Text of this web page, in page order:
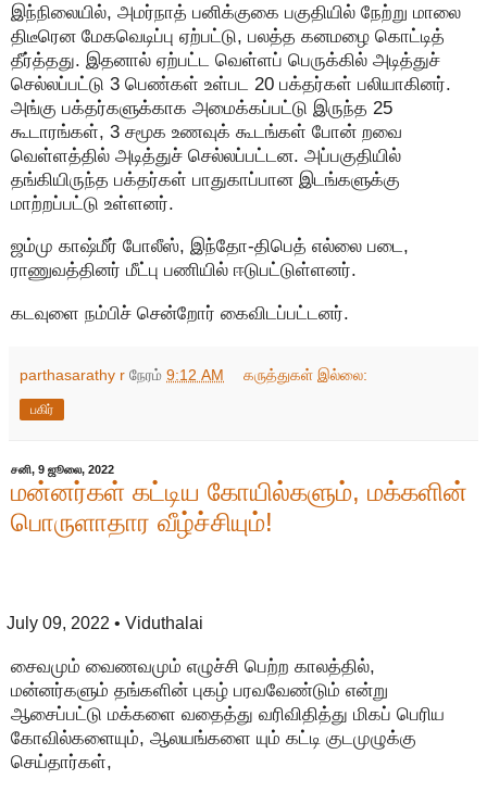
இந்நிலையில், அமர்நாத் பனிக்குகை பகுதியில் நேற்று மாலை
திடீரென மேகவெடிப்பு ஏற்பட்டு, பலத்த கனமழை கொட்டித்
தீர்த்தது. இதனால் ஏற்பட்ட வெள்ளப் பெருக்கில் அடித்துச்
செல்லப்பட்டு 3 பெண்கள் உள்பட 20 பக்தர்கள் பலியாகினர்.
அங்கு பக்தர்களுக்காக அமைக்கப்பட்டு இருந்த 25
கூடாரங்கள், 3 சமூக உணவுக் கூடங்கள் போன் றவை
வெள்ளத்தில் அடித்துச் செல்லப்பட்டன. அப்பகுதியில்
தங்கியிருந்த பக்தர்கள் பாதுகாப்பான இடங்களுக்கு
மாற்றப்பட்டு உள்ளனர்.
ஜம்மு காஷ்மீர் போலீஸ், இந்தோ-திபெத் எல்லை படை,
ராணுவத்தினர் மீட்பு பணியில் ஈடுபட்டுள்ளனர்.
கடவுளை நம்பிச் சென்றோர் கைவிடப்பட்டனர்.
parthasarathy r நேரம் 9:12 AM கருத்துகள் இல்லை:
பகிர்
சனி, 9 ஜூலை, 2022
மன்னர்கள் கட்டிய கோயில்களும், மக்களின்
பொருளாதார வீழ்ச்சியும்!
09, 2022• Viduthalai
சைவமும் வைணவமும் எழுச்சி பெற்ற காலத்தில்,
மன்னர்களும் தங்களின் புகழ் பரவவேண்டும் என்று
ஆசைப்பட்டு மக்களை வதைத்து வரிவிதித்து மிகப் பெரிய
கோவில்களையும், ஆலயங்களை யும் கட்டி குடமுழுக்கு
செய்தார்கள்,